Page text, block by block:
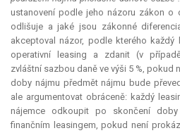
ustanovení podle jeho názoru zákon o
odlišuje a jaké jsou zákonné
akceptoval názor, podle kterého
operativní leasing a zdanit (v
zvláštní sazbou daně ve výši 5 %‚
doby nájmu předmět nájmu bude
ale argumentovat obráceně: každý
nájemce odkoupit po skončení
finančním leasingem, pokud není